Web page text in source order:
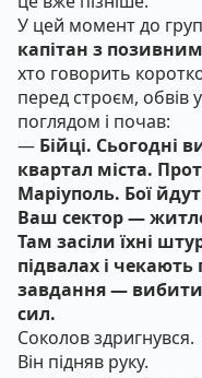
У цей момент до
капітан з
хто говорить
перед строєм, обвів
поглядом і почав:
— Бійці. Сьогодні
квартал міста.
Маріуполь. Бої
Ваш сектор —
Там засіли їхні
підвалах і
завдання — вибити
сил.
Соколов здригнувся.
Він підняв руку.